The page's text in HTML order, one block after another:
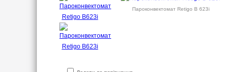
Пароконвектомат Retigo B 623i